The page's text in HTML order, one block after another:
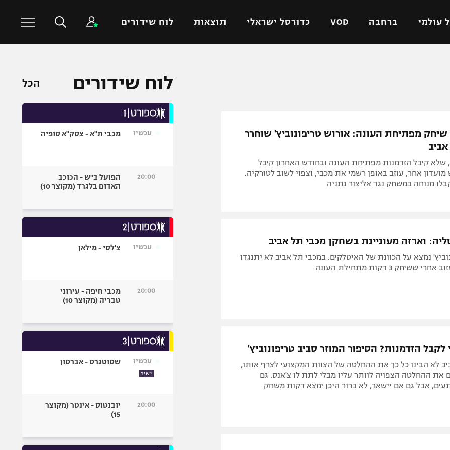
עולמי ברחבה VOD כדורסל ישראלי תוצאות לוח שידורים
ישראל
באר שבע
ליגה איטלקית
ליגה צרפתית
ליגות נוספות
מכבי תל אביב
הפועל ירושלים
כדורסל עולמי
כדורעף
ספורט אולימפי
היאבקות WWE
ספורט מוטורי
בייסבול MLB
גיימינג E-Sports
מפתיחת העונה: אורוש טריפונוביץ' שוחרר
שלא קיבל הזדמנות מפתיחת העונה ובחודש האחרון קיבל
אחר, עוזב באופן רשמי את מכבי, וצפוי לשוב לטורקיה.
מנוחה במשחק נגד אליצור נתניה
וארזה מעוניינת בשחקן מכבי תל אביב
נמצא על הכוונת של האיטלקים. במכבי תל אביב לא יתנגדו
3 דקות מתחילת העונה
לקבל הזדמנות? הסיפור המוזר סביב טריפונוביץ'
לא הבינו כל כך את ההחלטה של הצוות המקצועי לצרף אותו,
את ההחלטה הצפויה לוותר עליו מבלי לתת לו צ'אנס. גם
אבל גם אם יישאר, לא ברור היכן ימצא דקות משחק
לוח שידורים הכל
עכשיו מכבי ת"א - צסק"א סופיה
20:00
הפועל ב"ש - הכוכב
האדום בלגרד (מקוצר 10)
עכשיו צ'לסי - מילאן
20:00
מכבי חיפה - עירוני
טבריה (מקוצר 10)
עכשיו
ישיר
שטוטגרט - אברטון
20:00
יובנטוס - אינטר (מקוצר
15)